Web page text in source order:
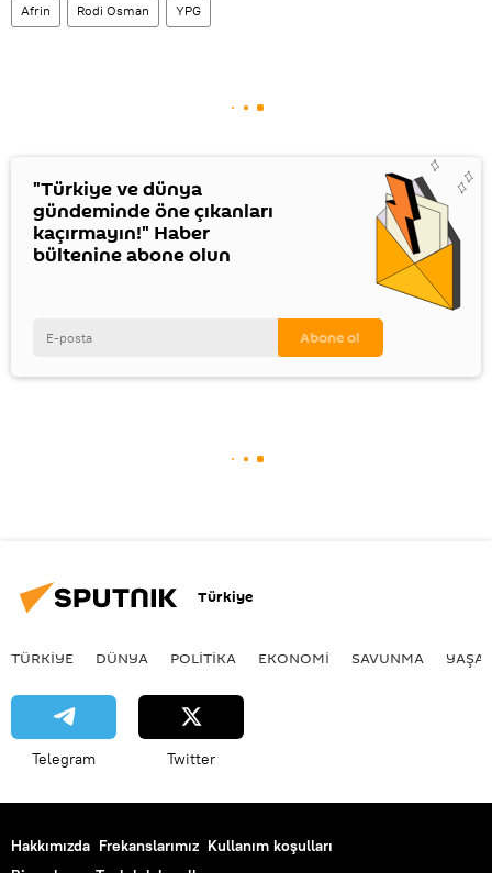
Afrin Rodi Osman YPG
"Türkiye ve dünya
gündeminde öne çıkanları
kaçırmayın!" Haber
bültenine abone olun
Türkiye
TÜRKIYE DÜNYA POLİTİKA EKONOMİ SAVUNMA
Telegram Twitter
Hakkımızda Frekanslarımız Kullanım koşulları